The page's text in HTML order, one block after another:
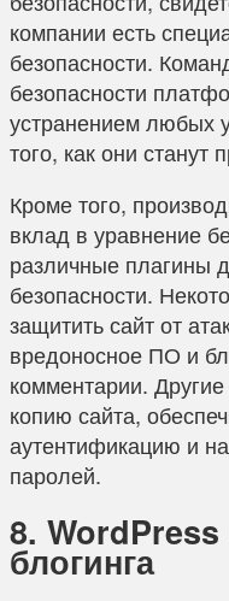
компании есть
безопасности.
безопасности
устранением любых
того, как они станут
Кроме того,
вклад в уравнение
различные плагины
безопасности.
защитить сайт от
вредоносное ПО и
комментарии.
копию сайта,
аутентификацию и
паролей.
8.
блогинга